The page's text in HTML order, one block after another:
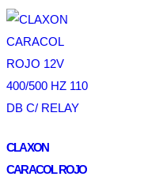
CLAXON
CARACOL ROJO